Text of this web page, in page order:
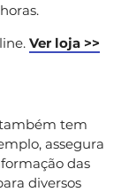
Ver loja >>
tem
assegura
das
diversos